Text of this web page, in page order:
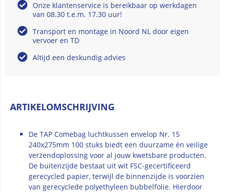
Onze klantenservice is bereikbaar op werkdagen
van 08.30 t.e.m. 17.30 uur!
Transport en montage in Noord NL door eigen
vervoer en TD
Altijd een deskundig advies
ARTIKELOMSCHRIJVING
De TAP Comebag luchtkussen envelop Nr. 15
240x275mm 100 stuks biedt een duurzame én veilige
verzendoplossing voor al jouw kwetsbare producten.
De buitenzijde bestaat uit wit FSC-gecertificeerd
gerecycled papier, terwijl de binnenzijde is voorzien
van gerecyclede polyethyleen bubbelfolie. Hierdoor